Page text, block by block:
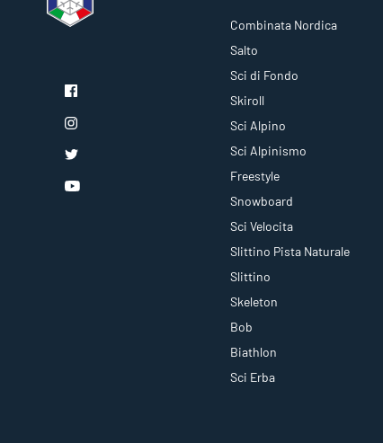
Combinata Nordica
Salto
Sci di Fondo
Skiroll
Sci Alpino
Sci Alpinismo
Freestyle
Snowboard
Sci Velocita
Slittino Pista Naturale
Slittino
Skeleton
Bob
Biathlon
Sci Erba